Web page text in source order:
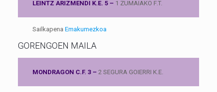
LEINTZ ARIZMENDI K.E. 5 – 1 ZUMAIAKO F.T.
Sailkapena Emakumezkoa
GORENGOEN MAILA
MONDRAGON C.F. 3 – 2 SEGURA GOIERRI K.E.